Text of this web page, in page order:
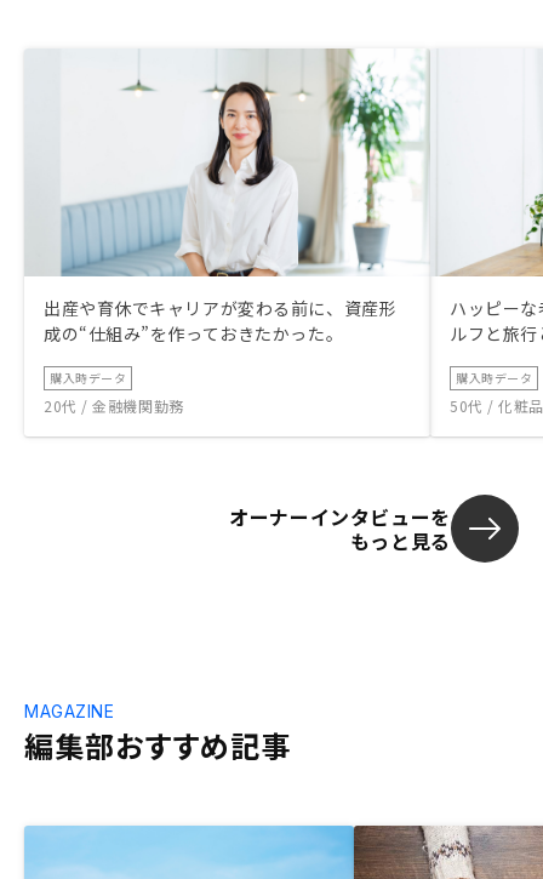
出産や育休でキャリアが変わる前に、資産形
成の“仕組み”を作っておきたかった。
購入時データ
20代 / 金融機関勤務
ハッピー
ルフと旅
購入時データ
50代 / 化粧
オーナーインタビューを
もっと見る
編集部おすすめ記事
MAGAZINE